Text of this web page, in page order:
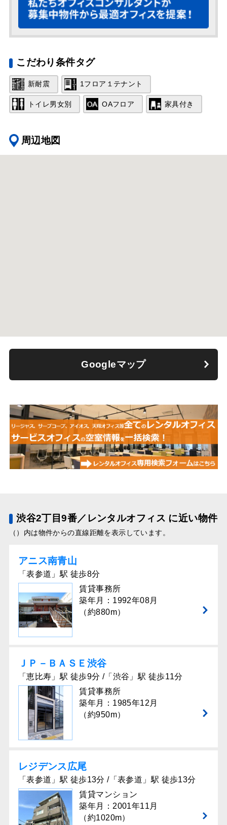
こだわり条件タグ
新耐震 1フロア１テナント
トイレ男女別 OAフロア 家具付き
周辺地図
Googleマップ
渋谷2丁目9番／レンタルオフィス に近い物件
（）内は物件からの直線距離を表示しています。
アニス南青山
「表参道」駅 徒歩8分
賃貸事務所
築年月：1992年08月
（約880m）
ＪＰ－ＢＡＳＥ渋谷
「恵比寿」駅 徒歩9分 /「渋谷」駅 徒歩11分
賃貸事務所
築年月：1985年12月
（約950m）
レジデンス広尾
「表参道」駅 徒歩13分 /「表参道」駅 徒歩13分
賃貸マンション
築年月：2001年11月
（約1020m）